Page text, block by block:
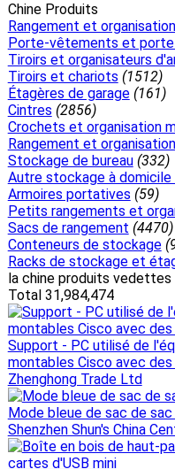
Chine Produits
Rangement et
Porte-vêtements et
Tiroirs et organisateurs
Tiroirs et chariots (1512)
Étagères de garage (161)
Cintres (2856)
Crochets et organisation
Rangement et
Stockage de bureau (332)
Autre stockage à
Armoires portatives (59)
Petits rangements et
Sacs de rangement (4470)
Conteneurs de stockage
Racks de stockage et
la chine produits vedettes
Total 31,984,474
Support - PC utilisé de
montables Cisco avec
Zhenghong Trade Ltd
Mode bleue de sac de
Shenzhen Shun's China